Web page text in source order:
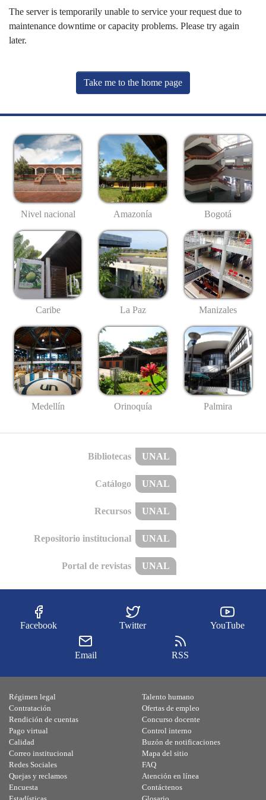
The server is temporarily unable to service your request due to
maintenance downtime or capacity problems. Please try again
later.
Take me to the home page
Nivel nacional Amazonía Bogotá
Caribe La Paz Manizales
Medellín Orinoquía Palmira
Bibliotecas UNAL
Catálogo UNAL
Recursos UNAL
Repositorio institucional UNAL
Portal de revistas UNAL
Facebook Twitter YouTube
Email RSS
Régimen legal
Contratación
Rendición de cuentas
Pago virtual
Calidad
Talento humano
Ofertas de empleo
Concurso docente
Control interno
Buzón de notificaciones
Correo institucional
Redes Sociales
Quejas y reclamos
Encuesta
Mapa del sitio
FAQ
Atención en línea
Contáctenos